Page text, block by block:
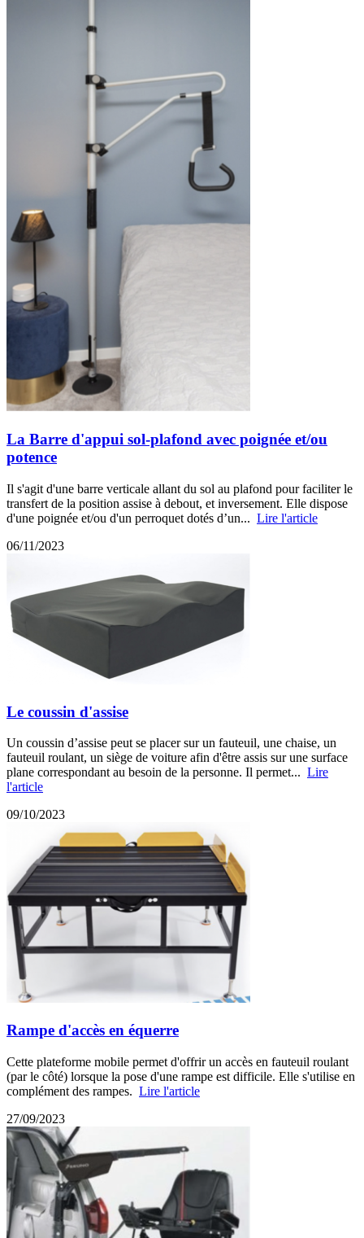
La Barre d'appui sol-plafond avec poignée et/ou
potence
Il s'agit d'une barre verticale allant du sol au plafond pour faciliter le
transfert de la position assise à debout, et inversement. Elle dispose
d'une poignée et/ou d'un perroquet dotés d’un... Lire l'article
06/11/2023
Le coussin d'assise
Un coussin d’assise peut se placer sur un fauteuil, une chaise, un
fauteuil roulant, un siège de voiture afin d'être assis sur une surface
plane correspondant au besoin de la personne. Il permet... Lire
l'article
09/10/2023
Rampe d'accès en équerre
Cette plateforme mobile permet d'offrir un accès en fauteuil roulant
(par le côté) lorsque la pose d'une rampe est difficile. Elle s'utilise en
complément des rampes. Lire l'article
27/09/2023